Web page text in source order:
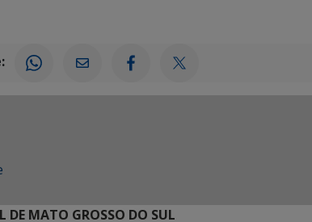
DE MATO GROSSO DO SUL